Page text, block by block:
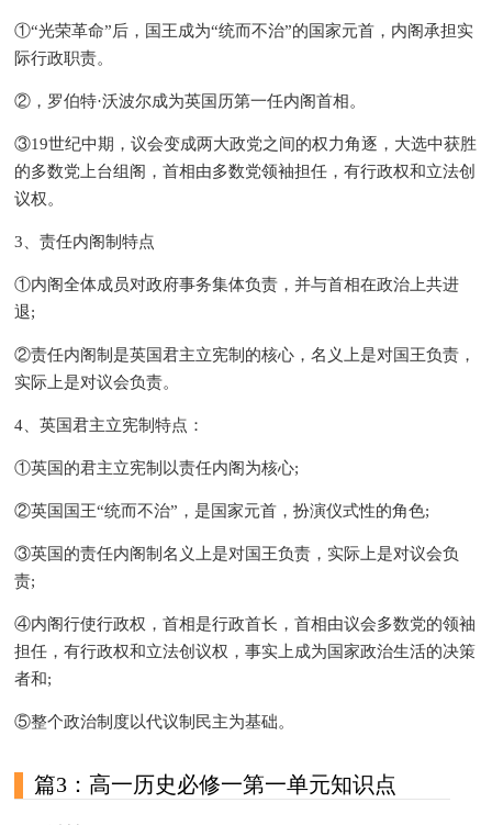
①“光荣革命”后，国王成为“统而不治”的国家元首，内阁承担实
际行政职责。
②，罗伯特·沃波尔成为英国历第一任内阁首相。
③19世纪中期，议会变成两大政党之间的权力角逐，大选中获胜
的多数党上台组阁，首相由多数党领袖担任，有行政权和立法创
议权。
3、责任内阁制特点
①内阁全体成员对政府事务集体负责，并与首相在政治上共进
退;
②责任内阁制是英国君主立宪制的核心，名义上是对国王负责，
实际上是对议会负责。
4、英国君主立宪制特点：
①英国的君主立宪制以责任内阁为核心;
②英国国王“统而不治”，是国家元首，扮演仪式性的角色;
③英国的责任内阁制名义上是对国王负责，实际上是对议会负
责;
④内阁行使行政权，首相是行政首长，首相由议会多数党的领袖
担任，有行政权和立法创议权，事实上成为国家政治生活的决策
者和;
⑤整个政治制度以代议制民主为基础。
篇3：高一历史必修一第一单元知识点